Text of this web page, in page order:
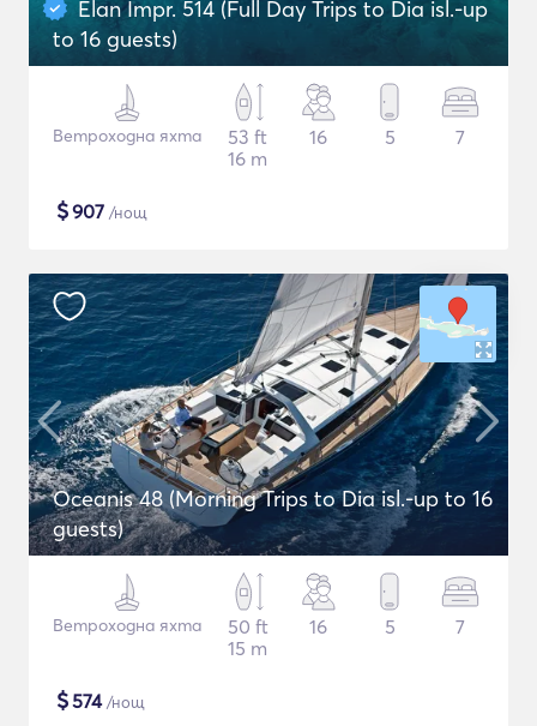
Elan Impr. 514 (Full Day Trips to Dia isl.-up
to 16 guests)
Ветроходна яхта
53 ft
16 m
16 5 7
$907 /нощ
Oceanis 48 (Morning Trips to Dia isl.-up to 16
guests)
Ветроходна яхта
50 ft
15 m
16 5 7
$574/нощ